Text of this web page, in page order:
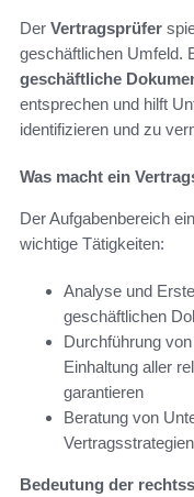
Der Vertragsprüfer
geschäftlichen Umfeld.
geschäftliche
entsprechen und hilft
identifizieren und zu
Was macht ein
Der Aufgabenbereich
wichtige Tätigkeiten:
Analyse und
geschäftlichen
Durchführung
Einhaltung aller
garantieren
Beratung von
Bedeutung der